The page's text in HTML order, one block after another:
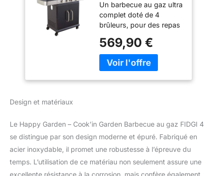
FIDGI 4, 4 brûleurs
+ réchaud 14.5KW.
Barbecue au gaz
avec thermomètre,
Grille et plancha.
Un barbecue au gaz ultra
complet doté de 4
brûleurs, pour des repas
gaz FIDGI 4 dispose de
tout ce dont un puriste
du barbecue a besoin : 4
d'attente et une plancha,
un capot avec
thermomètre et un
facile Avec 14,5 Kw de
569,90 €
Design et matériaux
Le Happy Garden – Cook’in Garden Barbecue au gaz FIDGI 4
se distingue par son design moderne et épuré. Fabriqué en
acier inoxydable, il promet une robustesse à l’épreuve du
temps. L’utilisation de ce matériau non seulement assure une